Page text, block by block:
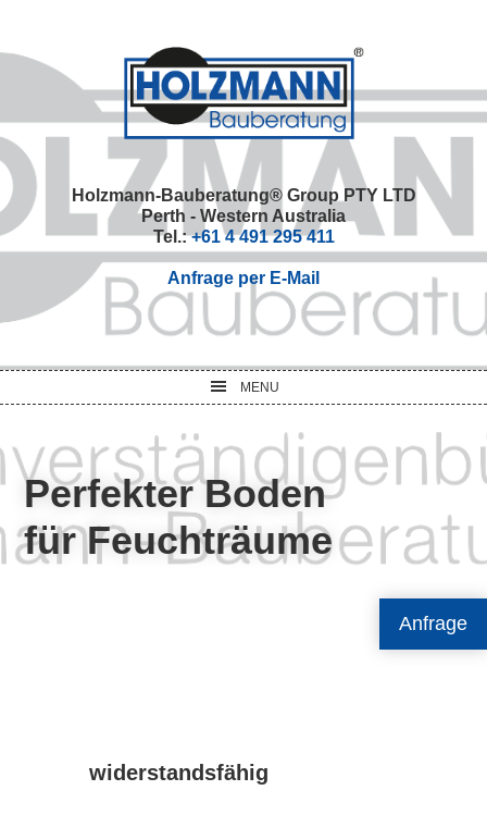
Anfrage
primary
primary
Holzmann-Bauberatung® Group PTY LTD
Perth - Western Australia
Tel.:+61 4 491 295 411
Anfrage per E-Mail
MENU
Perfekter Boden
für Feuchträume
widerstandsfähig